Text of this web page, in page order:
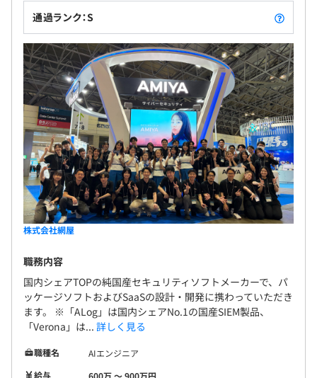
通過ランク：S
株式会社網屋
職務内容
国内シェアTOPの純国産セキュリティソフトメーカーで、パ
ッケージソフトおよびSaaSの設計・開発に携わっていただき
ます。 ※「ALog」は国内シェアNo.1の国産SIEM製品、
「Verona」は... 詳しく見る
職種名
AIエンジニア
給与
600万 〜 900万円